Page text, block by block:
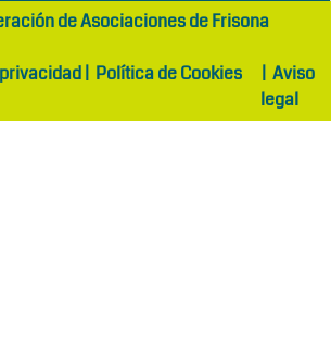
de Asociaciones de Frisona
| Política de Cookies | Aviso
legal